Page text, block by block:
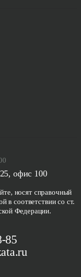
офис 100
носят справочный
в соответствии со ст.
Федерации.
85